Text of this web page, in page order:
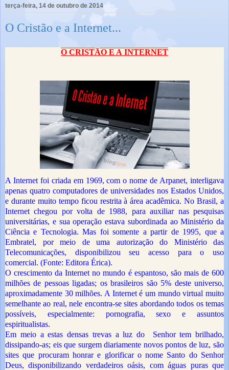
terça-feira, 14 de outubro de 2014
O Cristão e a Internet...
O CRISTÃO E A INTERNET
A Internet foi criada em 1969, com o nome de Arpanet, interligava
apenas quatro computadores de universidades nos Estados Unidos,
e durante muito tempo ficou restrita à área acadêmica. No Brasil, a
Internet chegou por volta de 1988, para auxiliar nas pesquisas
universitárias, e sua operação estava subordinada ao Ministério da
Ciência e Tecnologia. Mas foi somente a partir de 1995, que a
Embratel, por meio de uma autorização do Ministério das
Telecomunicações, disponibilizou seu acesso para o uso
comercial. (Fonte: Editora Érica).
O crescimento da Internet no mundo é espantoso, são mais de 600
milhões de pessoas ligadas; os brasileiros são 5% deste universo,
aproximadamente 30 milhões. A Internet é um mundo virtual muito
semelhante ao real, nele encontra-se sites abordando todos os temas
possíveis, especialmente: pornografia, sexo e assuntos
espiritualistas.
Em meio a estas densas trevas a luz do Senhor tem brilhado,
dissipando-as; eis que surgem diariamente novos pontos de luz, são
sites que procuram honrar e glorificar o nome Santo do Senhor
Deus, disponibilizando verdadeiros oásis, com águas puras que